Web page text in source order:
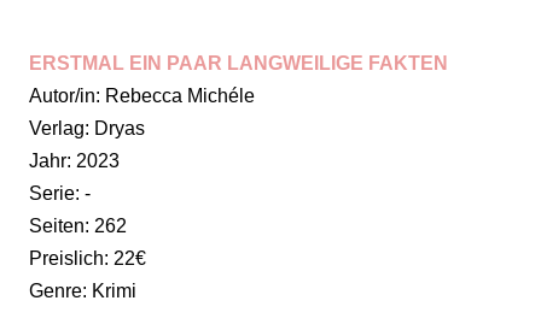
ERSTMAL EIN PAAR LANGWEILIGE FAKTEN
Autor/in: Rebecca Michéle
Verlag: Dryas
Jahr: 2023
Serie: -
Seiten: 262
Preislich: 22€
Genre: Krimi